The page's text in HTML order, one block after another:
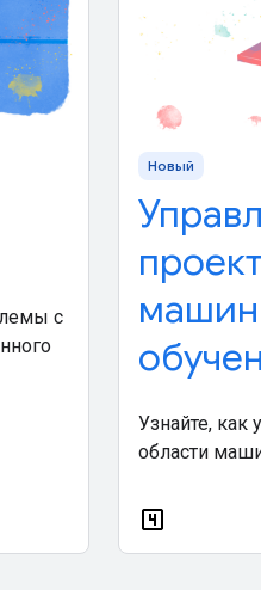
с
Новый
Узнайте, как
области